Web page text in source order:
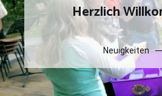
Herzlich
Neuigkeiten